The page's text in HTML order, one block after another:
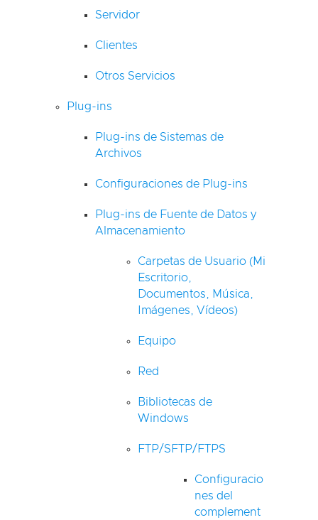
Servidor
Clientes
Otros Servicios
Plug-ins
Plug-ins de Sistemas de
Archivos
Configuraciones de Plug-ins
Plug-ins de Fuente de Datos y
Almacenamiento
Carpetas de Usuario (Mi
Escritorio,
Documentos, Música,
Imágenes, Vídeos)
Equipo
Red
Bibliotecas de
Windows
FTP/SFTP/FTPS
Configuracio
nes del
complement